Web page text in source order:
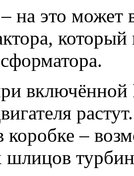
на это может
который
включённой
коробке –
шлицов